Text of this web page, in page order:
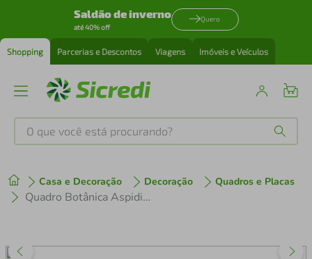
Saldão de inverno
até 40% off
Quero
Shopping Parcerias e Descontos Viagens Imóveis e Veículos
O que você está procurando?
Casa e Decoração Decoração Quadros e Placas
Quadro Botânica Aspidium Angulare 86x60 Filete Marfim
1º tenis